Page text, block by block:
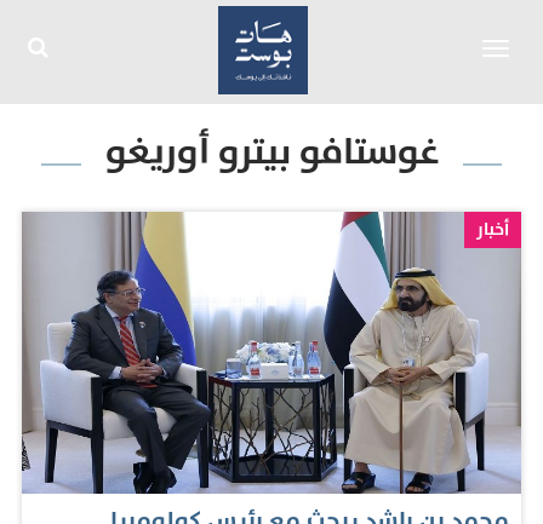
غوستافو بيترو أوريغو
أخبار